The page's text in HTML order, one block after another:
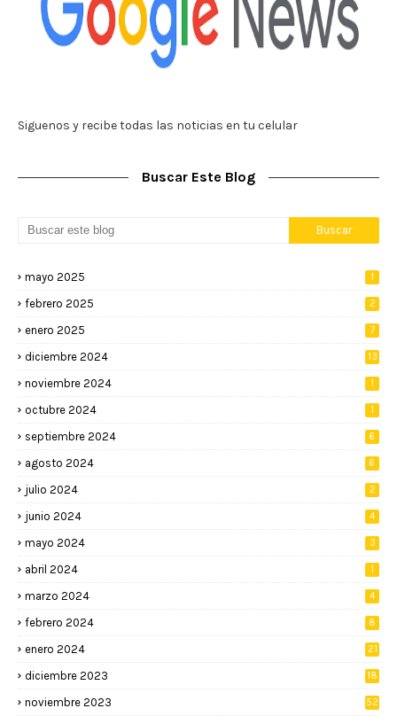
Siguenos y recibe todas las noticias en tu celular
Buscar Este Blog
mayo 2025 1
febrero 2025 2
enero 2025 7
diciembre 2024 13
noviembre 2024 1
octubre 2024 1
septiembre 2024 6
agosto 2024 6
julio 2024 2
junio 2024 4
mayo 2024 3
abril 2024 1
marzo 2024 4
febrero 2024 8
enero 2024 21
diciembre 2023 18
noviembre 2023 52